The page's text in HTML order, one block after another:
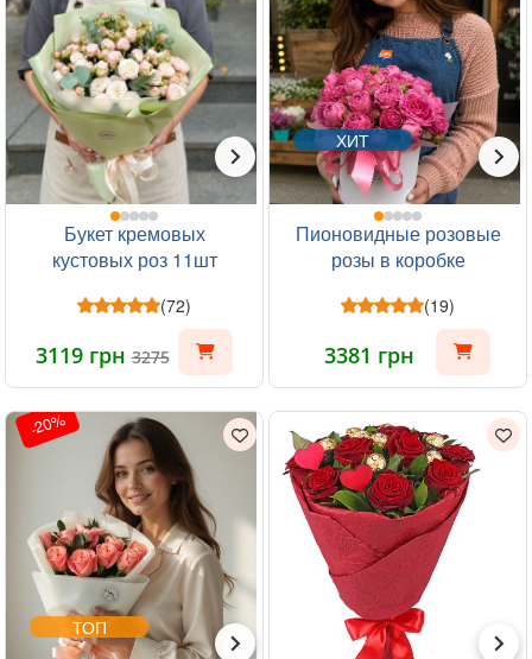
Букет кремовых
кустовых роз 11шт
(72)
3119 грн3275
ХИТ
Пионовидные розовые
розы в коробке
(19)
3381 грн
-20%
ТОП